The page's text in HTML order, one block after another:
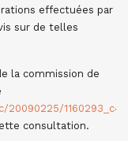
effectuées par
sur de telles
la commission de
consultation.